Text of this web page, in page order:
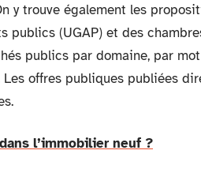
y trouve également les
publics (UGAP) et des
publics par domaine, par
offres publiques publiées
l’immobilier neuf ?